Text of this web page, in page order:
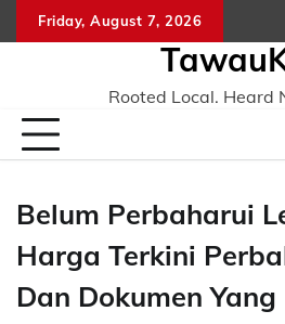
to
Friday, August 7, 2026
Rooted Local. Heard
Belum Perbaharui
Harga Terkini
Dan Dokumen